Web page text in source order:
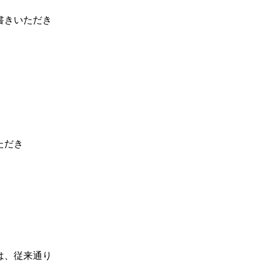
きいただき
だき
従来通り